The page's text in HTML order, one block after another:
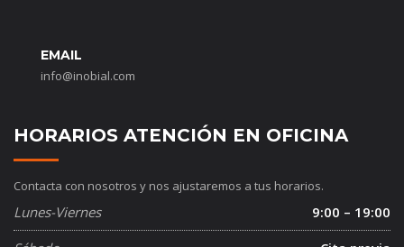
EMAIL
info@inobial.com
HORARIOS ATENCIÓN EN OFICINA
Contacta con nosotros y nos ajustaremos a tus horarios.
Lunes-Viernes
9:00 – 19:00